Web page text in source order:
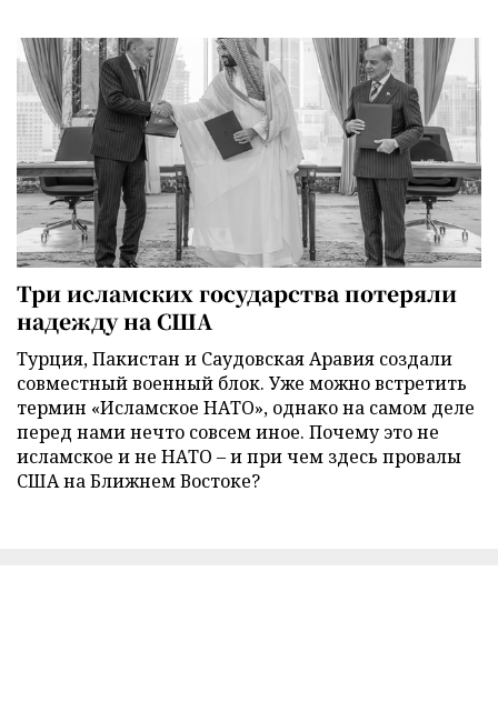
Три исламских государства потеряли
надежду на США
Турция, Пакистан и Саудовская Аравия создали
совместный военный блок. Уже можно встретить
термин «Исламское НАТО», однако на самом деле
перед нами нечто совсем иное. Почему это не
исламское и не НАТО – и при чем здесь провалы
США на Ближнем Востоке?